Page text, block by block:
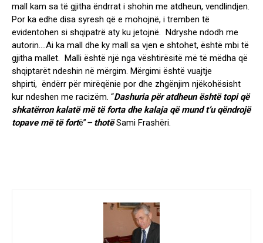
mall kam sa të gjitha ëndrrat i shohin me atdheun, vendlindjen.
Por ka edhe disa syresh që e mohojnë, i tremben të
evidentohen si shqipatrë aty ku jetojnë. Ndryshe ndodh me
autorin….Ai ka mall dhe ky mall sa vjen e shtohet, është mbi të
gjitha mallet. Malli është një nga vështirësitë më të mëdha që
shqiptarët ndeshin në mërgim. Mërgimi është vuajtje
shpirti, ëndërr për mirëqënie por dhe zhgënjim njëkohësisht
kur ndeshen me racizëm. “Dashuria për atdheun është topi që
shkatërron kalatë më të forta dhe kalaja që mund t’u qëndrojë
topave më të fortë”– thotëSami Frashëri.